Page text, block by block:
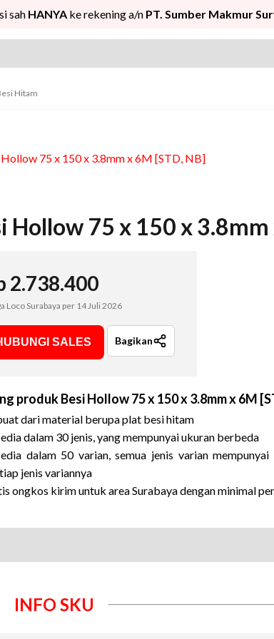
sah HANYA ke rekening a/n PT. Sumber Makmur
Hitam
75 x 150 x 3.8mm x 6M [STD, NB]
Hollow 75 x 150 x 3.8mm
2.738.400
Loco Surabaya per 14 Juli 2026
SALES Bagikan
produkBesi Hollow 75 x 150 x 3.8mm x 6M
dari material berupa plat besi hitam
dalam 30 jenis, yang mempunyai ukuran berbeda
dalam 50 varian, semua jenis varian
jenis variannya
ongkos kirim untuk area Surabaya dengan minimal
INFO SKU